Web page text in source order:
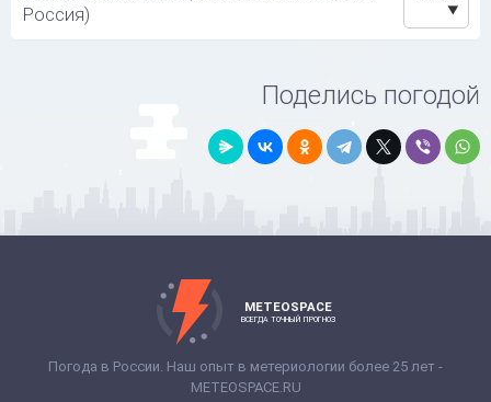
Россия)
Поделись погодой
METEOSPACE
ВСЕГДА ТОЧНЫЙ ПРОГНОЗ
Погода в России. Наш опыт в метериологии более 25 лет -
METEOSPACE.RU